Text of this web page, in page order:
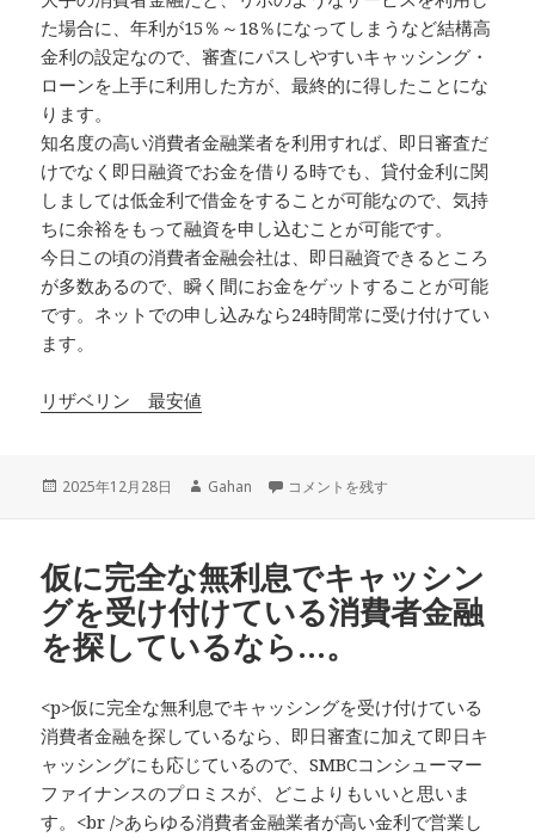
た場合に、年利が15％～18％になってしまうなど結構高
金利の設定なので、審査にパスしやすいキャッシング・
ローンを上手に利用した方が、最終的に得したことにな
ります。
知名度の高い消費者金融業者を利用すれば、即日審査だ
けでなく即日融資でお金を借りる時でも、貸付金利に関
しましては低金利で借金をすることが可能なので、気持
ちに余裕をもって融資を申し込むことが可能です。
今日この頃の消費者金融会社は、即日融資できるところ
が多数あるので、瞬く間にお金をゲットすることが可能
です。ネットでの申し込みなら24時間常に受け付けてい
ます。
リザベリン 最安値
投
2025年12月28日
作
Gahan 本当に行ってみた人たちからの生の
コメントを残す
仮に完全な無利息でキャッシン
グを受け付けている消費者金融
を探しているなら…。
<p>仮に完全な無利息でキャッシングを受け付けている
消費者金融を探しているなら、即日審査に加えて即日キ
ャッシングにも応じているので、SMBCコンシューマー
ファイナンスのプロミスが、どこよりもいいと思いま
す。<br />あらゆる消費者金融業者が高い金利で営業し